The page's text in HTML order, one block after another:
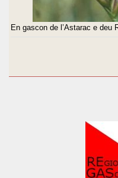
En gascon de l’Astarac e deu